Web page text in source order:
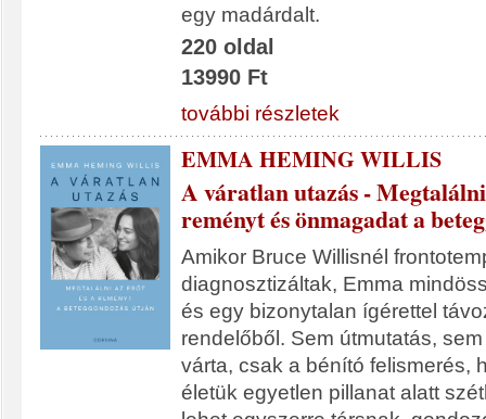
egy madárdalt.
220 oldal
13990 Ft
további részletek
EMMA HEMING WILLIS
A váratlan utazás -
reményt és önmagadat a
Amikor Bruce Willisnél
diagnosztizáltak, Emma
és egy bizonytalan ígérettel
rendelőből. Sem útmutatás,
várta, csak a bénító felismerés,
életük egyetlen pillanat alatt